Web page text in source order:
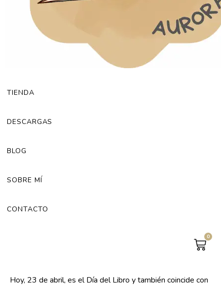
TIENDA
DESCARGAS
BLOG
SOBRE MÍ
CONTACTO
0
Hoy, 23 de abril, es el Día del Libro y también coincide con